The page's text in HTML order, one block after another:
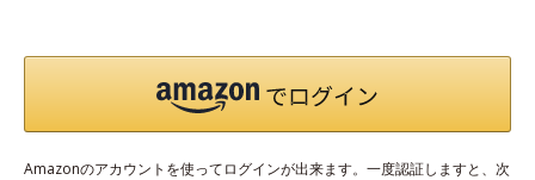
Amazonのアカウントを使ってログインが出来ます。一度認証しますと、次